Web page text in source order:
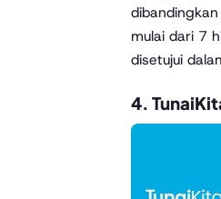
mulai dari 7
disetujui
4.